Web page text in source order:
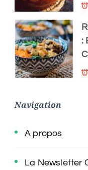
:
Navigation
A propos
La Newsletter